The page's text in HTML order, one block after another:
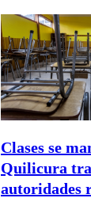
Clases se
Quilicura
autoridades